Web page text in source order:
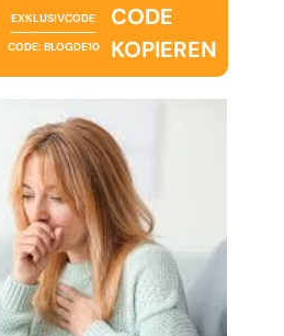
EXKLUSIVCODE
CODE: BLOGDE10
CODE
KOPIEREN